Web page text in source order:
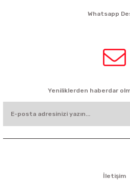
Whatsapp
Yeniliklerden haberdar
İletişim